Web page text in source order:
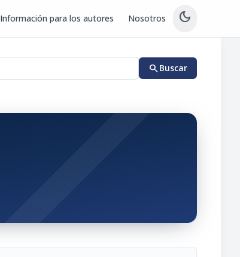
Información para los autores Nosotros dark_mode
searchBuscar